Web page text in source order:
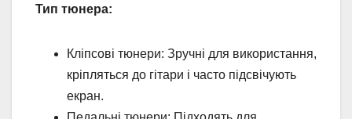
Тип тюнера:
Кліпсові тюнери: Зручні для використання,
кріпляться до гітари і часто підсвічують
екран.